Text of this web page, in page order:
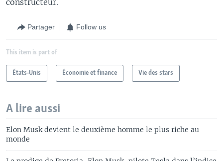
Partager Follow us
This item is part of
États-Unis Économie et finance Vie des stars
A lire aussi
Elon Musk devient le deuxième homme le plus riche au
monde